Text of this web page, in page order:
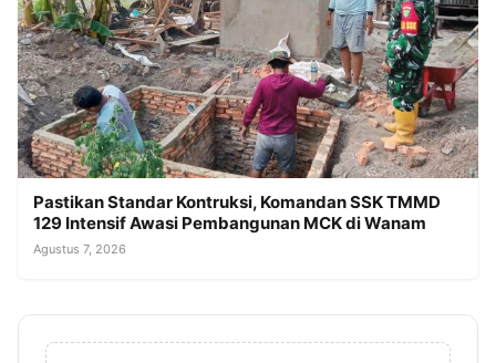
Pastikan Standar Kontruksi, Komandan SSK TMMD
129 Intensif Awasi Pembangunan MCK di Wanam
Agustus 7, 2026